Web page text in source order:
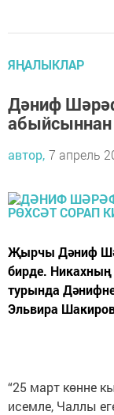
ЯҢАЛЫКЛАР
Дәниф
абыйсыннан
автор, 7 апрель
Җырчы Дәниф
бирде. Никахның
турында
Эльвира
“25 март көнне
исемле, Чаллы